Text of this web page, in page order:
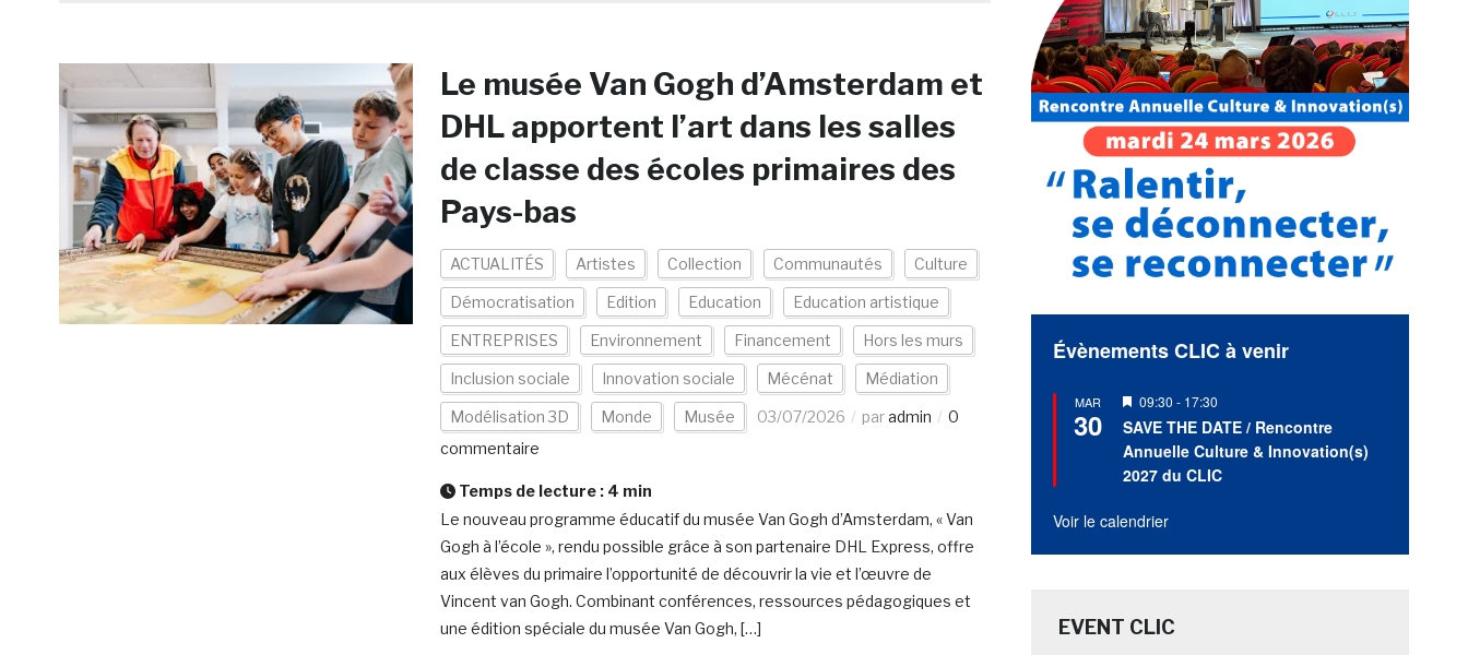
Le musée Van Gogh d’Amsterdam et
DHL apportent l’art dans les salles
de classe des écoles primaires des
Pays-bas
ACTUALITÉS Artistes Collection Communautés Culture
Démocratisation Edition Education Education artistique
ENTREPRISES Environnement Financement Hors les murs
Inclusion sociale Innovation sociale Mécénat Médiation
Modélisation 3D Monde Musée 03/07/2026 paradmin
0
commentaire
Temps de lecture : 4 min
Le nouveau programme éducatif du musée Van Gogh d’Amsterdam, « Van
Gogh à l’école », rendu possible grâce à son partenaire DHL Express, offre
aux élèves du primaire l’opportunité de découvrir la vie et l’œuvre de
Vincent van Gogh. Combinant conférences, ressources pédagogiques et
une édition spéciale du musée Van Gogh, […]
Évènements CLIC à venir
MAR
30
Mis
en
avant
09:30 - 17:30
SAVE THE DATE / Rencontre
Annuelle Culture & Innovation(s)
2027 du CLIC
Voir le calendrier
EVENT CLIC